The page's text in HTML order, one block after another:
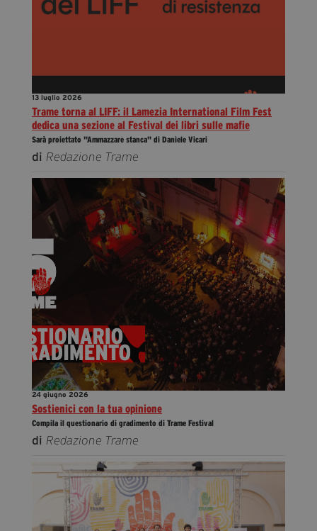
13 luglio 2026
Trame torna al LIFF: il Lamezia International Film Fest
dedica una sezione al Festival dei libri sulle mafie
Sarà proiettato "Ammazzare stanca" di Daniele Vicari
di Redazione Trame
24 giugno 2026
Sostienici con la tua opinione
Compila il questionario di gradimento di Trame Festival
di Redazione Trame